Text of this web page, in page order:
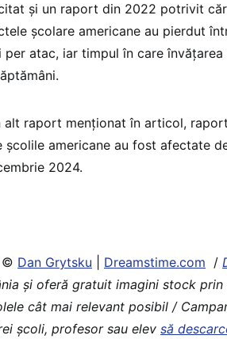
și un raport din 2022 potrivit
școlare americane au pierdut
per atac, iar timpul în care
alt raport menționat în articol,
școlile americane au fost afectate
2024.
© Dan Grytsku Dreamstime.com /
şi oferă gratuit imagini stock prin
cât mai relevant posibil /
școli, profesor sau elev să